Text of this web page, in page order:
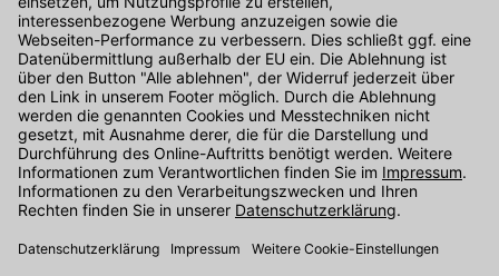
Kontakt
Unser Onlineshop Team ist montags bis freitags von 08:00 - 17:00
Uhr unter der Telefonnummer07071 / 151-151 für Sie erreichbar.
Alternativ können Sie unser Kontaktformular nutzen.
Den Kontakt direkt in unsere Niederlassungen finden Sie hier.
Oder über unseren Chat .